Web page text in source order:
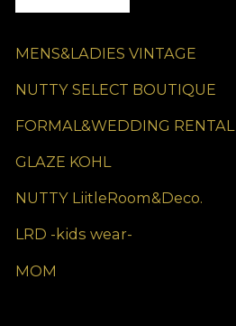
MENS&LADIES VINTAGE
NUTTY SELECT BOUTIQUE
FORMAL&WEDDING RENTAL
GLAZE KOHL
NUTTY LiitleRoom&Deco.
LRD -kids wear-
MOM